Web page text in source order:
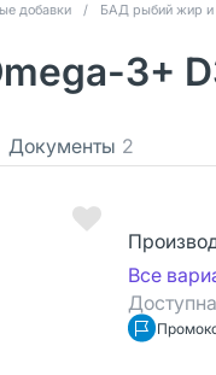
добавки / БАД рыбий жир и
3+
Документы 2
Все